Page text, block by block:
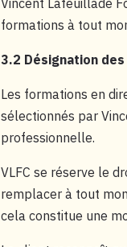
Vincent Lafeuillade
formations à tout
3.2 Désignation
Les formations en
sélectionnés par
professionnelle.
VLFC se réserve le
remplacer à tout
cela constitue une